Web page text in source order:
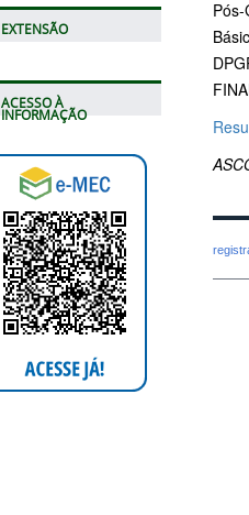
EXTENSÃO
ACESSO À
INFORMAÇÃO